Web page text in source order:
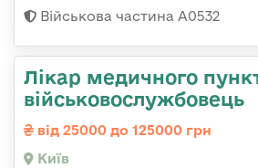
Військова частина А0532
Лікар медичного
військовослужбовець
від 25000 до 125000 грн
Київ